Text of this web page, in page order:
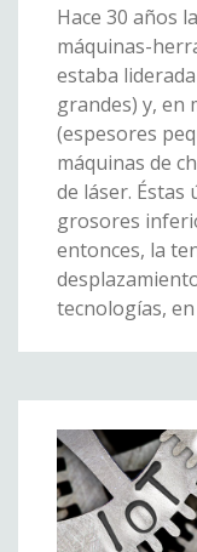
Hace 30 años
máquinas-
estaba
grandes) y, en
(espesores
máquinas de
de láser. Éstas
grosores
entonces, la
tecnologías,